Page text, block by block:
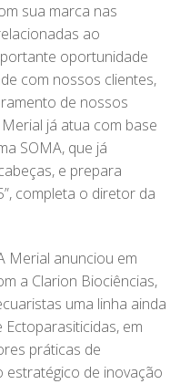
sua marca nas
ao
oportunidade
com nossos clientes,
de nossos
já atua com base
SOMA, que já
e prepara
completa o diretor da
Merial anunciou em
a Clarion Biociências,
uma linha ainda
em
práticas de
estratégico de inovação